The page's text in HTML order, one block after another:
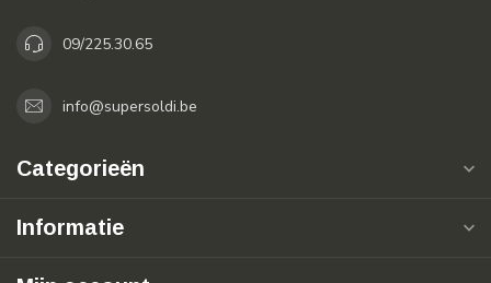
09/225.30.65
info@supersoldi.be
Categorieën
Informatie